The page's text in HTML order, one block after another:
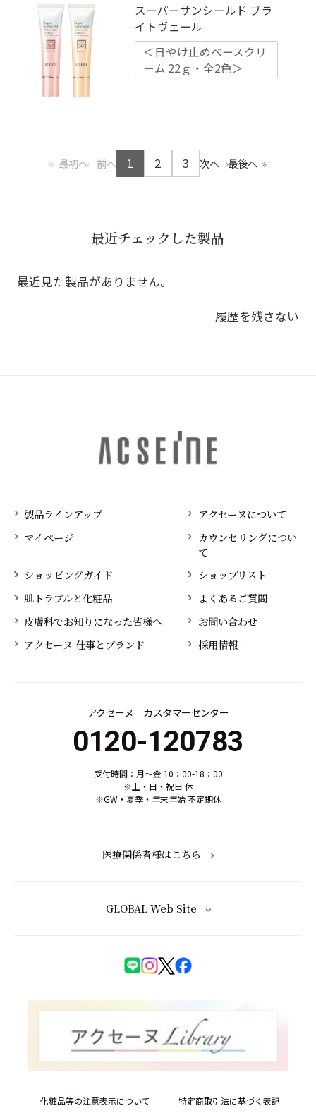
スーパーサンシールド ブラ
イトヴェール
＜日やけ止めベースクリ
ーム 22ｇ・全2色＞
最初へ 前へ 1 2 3 次へ 最後へ
最近チェックした製品
最近見た製品がありません。
履歴を残さない
製品ラインアップ
アクセーヌについて
マイページ
カウンセリングについ
て
ショッピングガイド
ショップリスト
肌トラブルと化粧品
よくあるご質問
皮膚科でお知りになった皆様へ
お問い合わせ
アクセーヌ 仕事とブランド
採用情報
アクセーヌ カスタマーセンター
0120-120783
受付時間：月～金 10：00-18：00
※土・日・祝日 休
※GW・夏季・年末年始 不定期休
医療関係者様はこちら
GLOBAL Web Site
化粧品等の注意表示について 特定商取引法に基づく表記